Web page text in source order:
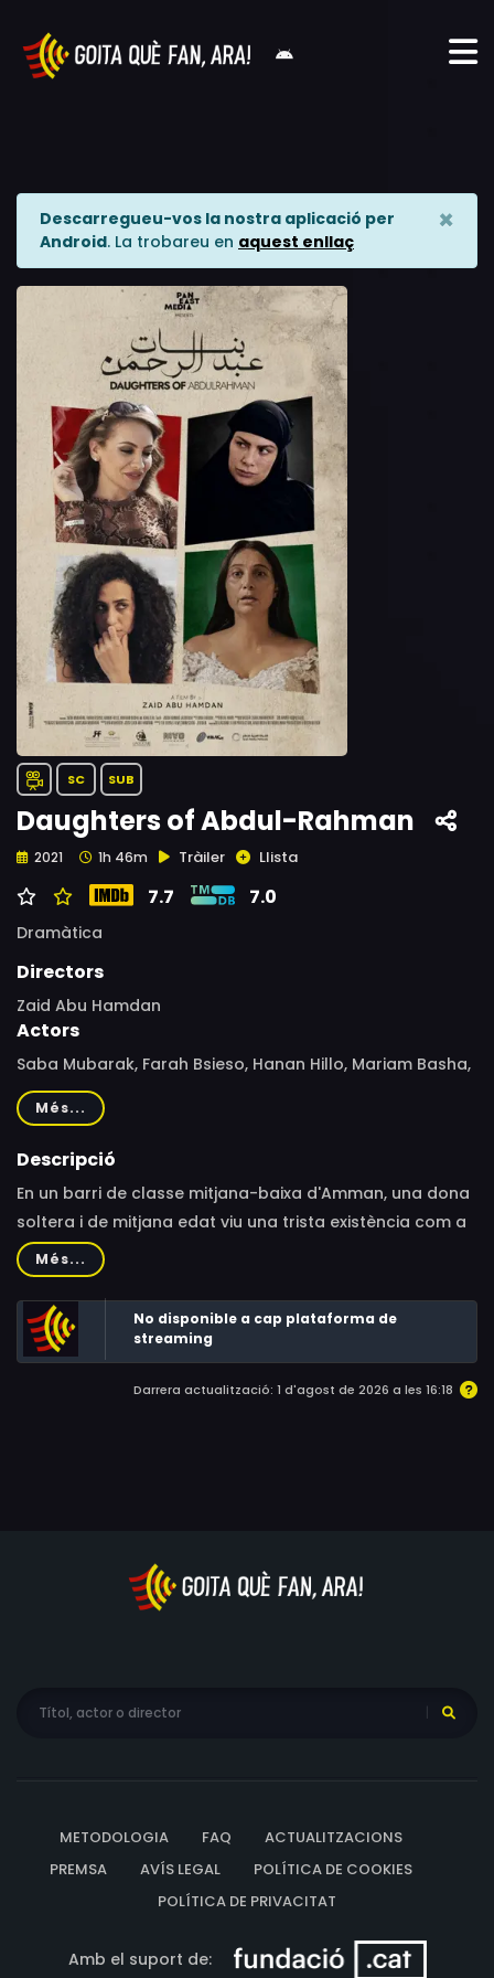
Descarregueu-vos la nostra aplicació per
Android. La trobareu en aquest enllaç
×
SC SUB
Daughters of Abdul-Rahman
2021 1h 46m Tràiler Llista
7.7 7.0
Dramàtica
Directors
Zaid Abu Hamdan
Actors
Saba Mubarak, Farah Bsieso, Hanan Hillo, Mariam Basha,
Khalid Al Tarifi, Mohammad Al Jizawi, Yasmina El Abd,
Ahmad Srour, Haifa Al-Agha
Més...
Descripció
En un barri de classe mitjana-baixa d'Amman, una dona
soltera i de mitjana edat viu una trista existència com a
cosidora local i cuidadora del seu pare. Després que el
seu pare la vegi amb un vestit de núvia que està
arreglant per a la seva cosina, el pare desapareix. Es
reunirà amb les seves germanes, després de molt de
temps, per a trobar-lo. Malgrat les seves diferències,
totes saben que tenen un paper secundari en la
Més...
No disponible a cap plataforma de
streaming
Darrera actualització: 1 d'agost de 2026 a les 16:18
METODOLOGIA FAQ
ACTUALITZACIONS
PREMSA
AVÍS LEGAL
POLÍTICA DE COOKIES
POLÍTICA DE PRIVACITAT
Amb el suport de: